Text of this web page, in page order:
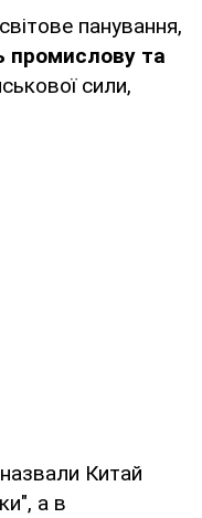
панування,
промислову та
сили,
Китай
а в